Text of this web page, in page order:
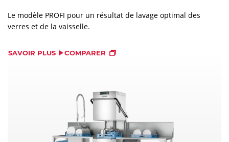
Le modèle PROFI pour un résultat de lavage optimal des
verres et de la vaisselle.
SAVOIR PLUS COMPARER